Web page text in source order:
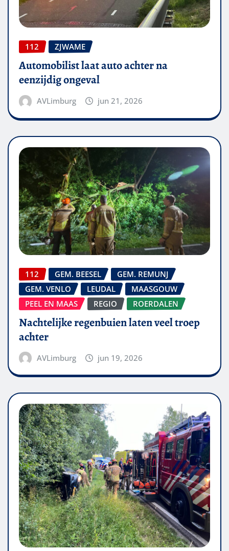
112 ZJWAME
Automobilist laat auto achter na
eenzijdig ongeval
AVLimburg jun 21, 2026
112 GEM. BEESEL
GEM. REMUNJ
GEM. VENLO
LEUDAL
MAASGOUW
PEEL EN MAAS
REGIO ROERDALEN
Nachtelijke regenbuien laten veel troep
achter
AVLimburg jun 19, 2026